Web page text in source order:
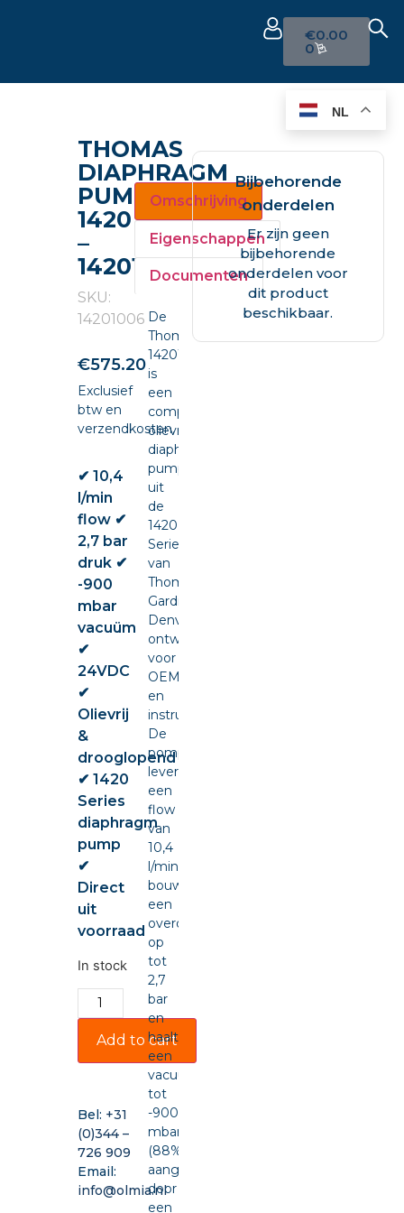
€0.00
0
THOMAS
DIAPHRAGM
PUMP
1420
–
14201006
SKU:
14201006
€575.20
Exclusief
btw en
verzendkosten.
✔ 10,4
l/min
flow ✔
2,7 bar
druk ✔
-900
mbar
vacuüm
✔
24VDC
✔
Olievrij
&
drooglopend
✔ 1420
Series
diaphragm
pump
✔
Direct
uit
voorraad
In stock
Add to cart
Bel: +31
(0)344 –
726 909
Email:
info@olmia.nl
Omschrijving
Eigenschappen
Documenten
De
Thomas
14201006
is
een
compacte
olievrije
diaphragm
pump
uit
de
1420
Series
van
Thomas
Gardner
Denver,
ontwikkeld
voor
OEM-
en
instrumentintegratie.
De
pomp
levert
een
flow
van
10,4
l/min,
bouwt
een
overdruk
op
tot
2,7
bar
en
haalt
een
vacuüm
tot
-900
mbar
(88%),
aangedreven
door
een
Bijbehorende
onderdelen
Er zijn geen
bijbehorende
onderdelen voor
dit product
beschikbaar.
NL